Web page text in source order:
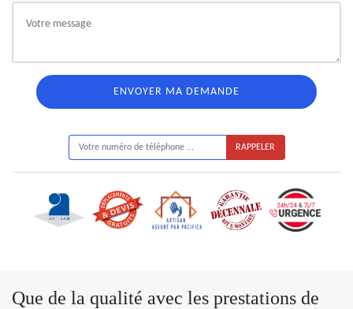
Que de la qualité avec les prestations de